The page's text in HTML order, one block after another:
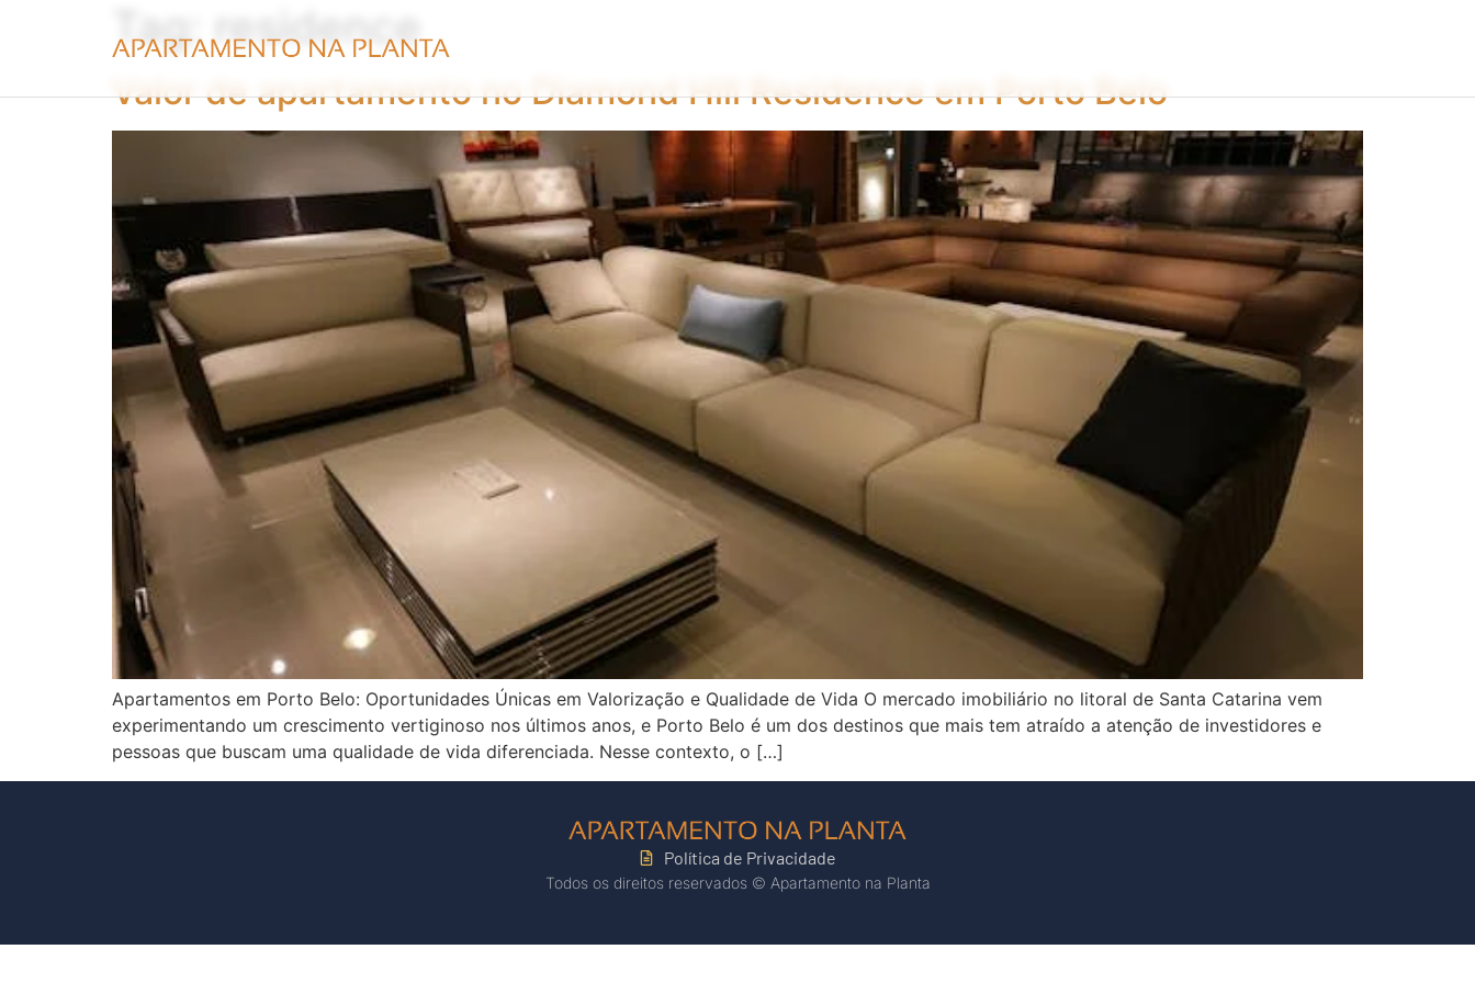
Tag:residence
Valor de apartamento no Diamond Hill Residence em Porto Belo
Apartamentos em Porto Belo: Oportunidades Únicas em Valorização e Qualidade de Vida O mercado imobiliário no litoral de Santa Catarina vem
experimentando um crescimento vertiginoso nos últimos anos, e Porto Belo é um dos destinos que mais tem atraído a atenção de investidores e
pessoas que buscam uma qualidade de vida diferenciada. Nesse contexto, o […]
Política de Privacidade
Todos os direitos reservados © Apartamento na Planta